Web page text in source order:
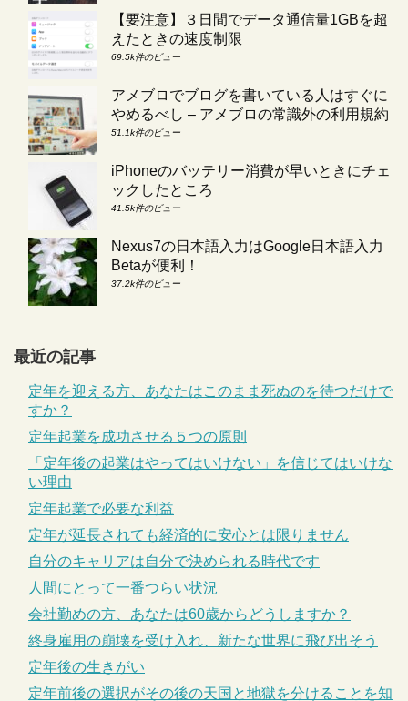
【要注意】３日間でデータ通信量1GBを超
えたときの速度制限
69.5k件のビュー
アメブロでブログを書いている人はすぐに
やめるべし – アメブロの常識外の利用規約
51.1k件のビュー
iPhoneのバッテリー消費が早いときにチェ
ックしたところ
41.5k件のビュー
Nexus7の日本語入力はGoogle日本語入力
Betaが便利！
37.2k件のビュー
最近の記事
定年を迎える方、あなたはこのまま死ぬのを待つだけで
すか？
定年起業を成功させる５つの原則
「定年後の起業はやってはいけない」を信じてはいけな
い理由
定年起業で必要な利益
定年が延長されても経済的に安心とは限りません
自分のキャリアは自分で決められる時代です
人間にとって一番つらい状況
会社勤めの方、あなたは60歳からどうしますか？
終身雇用の崩壊を受け入れ、新たな世界に飛び出そう
定年後の生きがい
定年前後の選択がその後の天国と地獄を分けることを知